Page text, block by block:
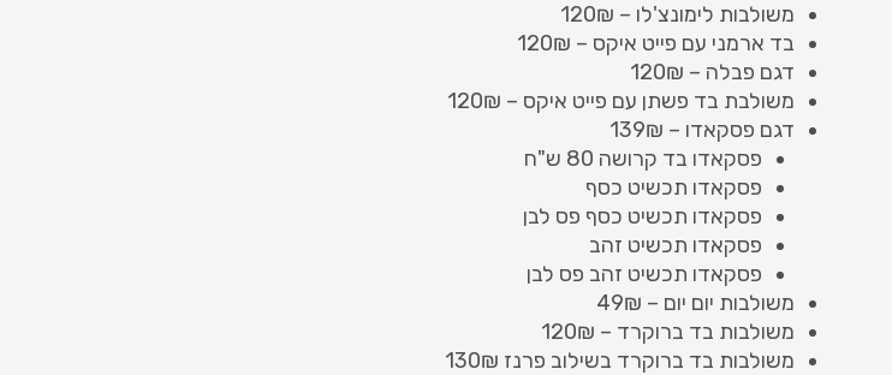
משולבות לימונצ'לו – 120₪
בד ארמני עם פייט איקס – 120₪
דגם פבלה – 120₪
משולבת בד פשתן עם פייט איקס – 120₪
דגם פסקאדו – 139₪
פסקאדו בד קרושה 80 ש"ח
פסקאדו תכשיט כסף
פסקאדו תכשיט כסף פס לבן
פסקאדו תכשיט זהב
פסקאדו תכשיט זהב פס לבן
משולבות יום יום – 49₪
משולבות בד ברוקרד – 120₪
משולבות בד ברוקרד בשילוב פרנז 130₪